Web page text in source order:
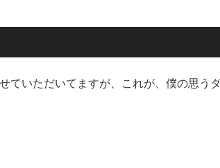
ていただいてますが、これが、僕の思う